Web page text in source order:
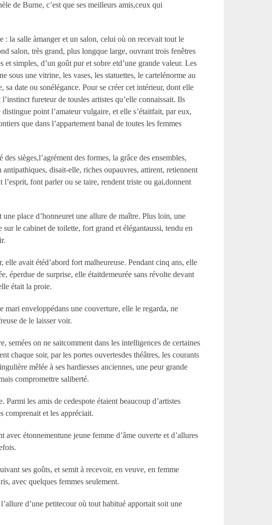
de Burne, c’est que ses meilleurs amis,ceux qui
la salle àmanger et un salon, celui où on recevait tout le
salon, très grand, plus longque large, ouvrant trois fenêtres
simples, d’un goût pur et sobre etd’une grande valeur. Les
sous une vitrine, les vases, les statuettes, le cartelénorme au
date ou sonélégance. Pour se créer cet intérieur, dont elle
fureteur de tousles artistes qu’elle connaissait. Ils
point l’amateur vulgaire, et elle s’étaitfait, par eux,
que dans l’appartement banal de toutes les femmes
sièges,l’agrément des formes, la grâce des ensembles,
disait-elle, riches oupauvres, attirent, retiennent
font parler ou se taire, rendent triste ou gai,donnent
place d’honneuret une allure de maître. Plus loin, une
le cabinet de toilette, fort grand et élégantaussi, tendu en
avait étéd’abord fort malheureuse. Pendant cinq ans, elle
éperdue de surprise, elle étaitdemeurée sans révolte devant
était la proie.
enveloppédans une couverture, elle le regarda, ne
de le laisser voir.
semées on ne saitcomment dans les intelligences de certaines
chaque soir, par les portes ouvertesdes théâtres, les courants
mêlée à ses hardiesses anciennes, une peur grande
compromettre saliberté.
les amis de cedespote étaient beaucoup d’artistes
comprenait et les appréciait.
étonnementune jeune femme d’âme ouverte et d’allures
ses goûts, et semit à recevoir, en veuve, en femme
avec quelques femmes seulement.
d’une petitecour où tout habitué apportait soit une